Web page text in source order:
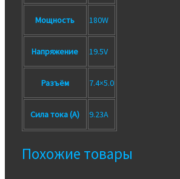
Мощность 180W
Напряжение 19.5V
Разъём 7.4×5.0
Сила тока (А) 9.23A
Похожие товары